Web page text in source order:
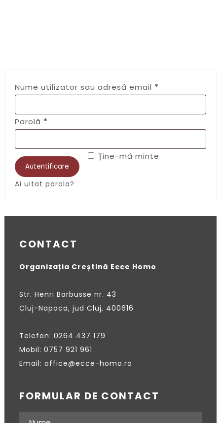
Nume utilizator sau adresă email *
Parolă *
Ține-mă minte
Autentificare
Ai uitat parola?
CONTACT
Organizația Creștină Ecce Homo
Str. Henri Barbusse nr. 43
Cluj-Napoca, jud Cluj, 400616
Telefon: 0264 437 179
Mobil: 0757 921 961
Email: office@ecce-homo.ro
FORMULAR DE CONTACT